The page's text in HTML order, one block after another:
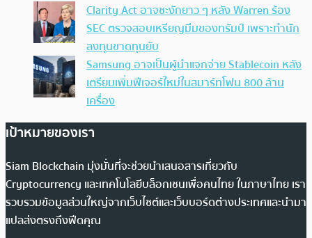
Clarity Act อาจชะงักยาว ๆ หลัง Warren ร้อง
SEC ตรวจสอบเหรียญมีมของทรัมป์ เพราะทำนัก
ลงทุนขาดทุนยับ
Samsung อาจเป็นผู้นำแจกจ่าย Stablecoin หลัง
เตรียมเพิ่มฟีเจอร์ใหม่ในสมาร์ทโฟน 800 ล้าน
เครื่อง
เป้าหมายของเรา
Siam Blockchain มุ่งมั่นที่จะช่วยนำเสนอสารเกี่ยวกับ
Cryptocurrency และเทคโนโลยีบล็อกเชนเพื่อคนไทย ในภาษาไทย เรา
รวบรวมข้อมูลส่วนใหญ่จากเว็บไซต์และเว็บบอร์ดต่างประเทศและนำมา
แปลส่งตรงถึงฟีดคุณ